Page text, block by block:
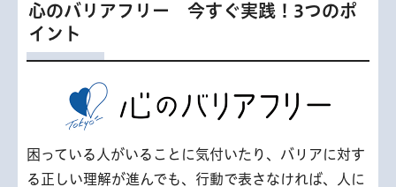
心のバリアフリー 今すぐ実践！3つのポ
イント
困っている人がいることに気付いたり、バリアに対す
る正しい理解が進んでも、行動で表さなければ、人に